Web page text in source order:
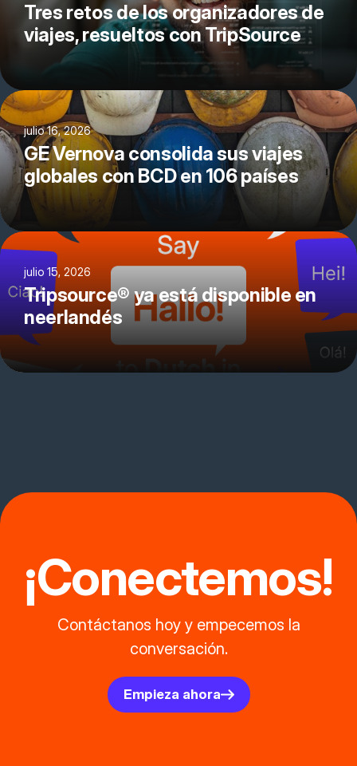
Tres retos de los organizadores de
viajes, resueltos con TripSource
julio 16, 2026
GE Vernova consolida sus viajes
globales con BCD en 106 países
julio 15, 2026
Tripsource® ya está disponible en
neerlandés
¡Conectemos!
Contáctanos hoy y empecemos la
conversación.
Empieza ahora